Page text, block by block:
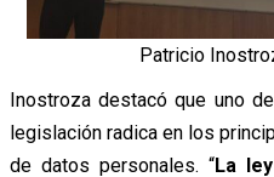
Patricio
Inostroza destacó que uno
legislación radica en los
de datos personales. “La